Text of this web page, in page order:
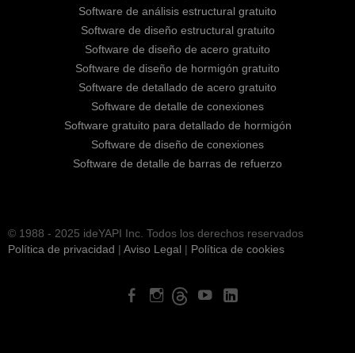
Software de análisis estructural gratuito
Software de diseño estructural gratuito
Software de diseño de acero gratuito
Software de diseño de hormigón gratuito
Software de detallado de acero gratuito
Software de detalle de conexiones
Software gratuito para detallado de hormigón
Software de diseño de conexiones
Software de detalle de barras de refuerzo
© 1988 - 2025 ideYAPI Inc. Todos los derechos reservados
Política de privacidad | Aviso Legal | Política de cookies